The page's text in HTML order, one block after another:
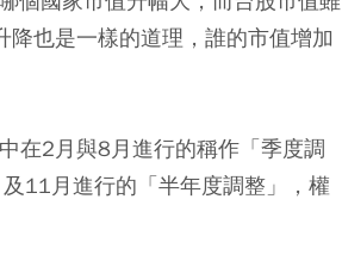
也是一樣的道理，誰的市值增加
在2月與8月進行的稱作「季度調
11月進行的「半年度調整」，權